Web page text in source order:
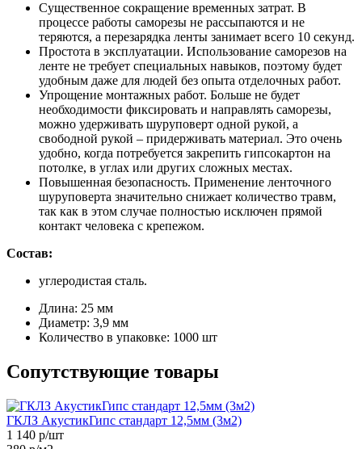
Существенное сокращение временных затрат. В
процессе работы саморезы не рассыпаются и не
теряются, а перезарядка ленты занимает всего 10 секунд.
Простота в эксплуатации. Использование саморезов на
ленте не требует специальных навыков, поэтому будет
удобным даже для людей без опыта отделочных работ.
Упрощение монтажных работ. Больше не будет
необходимости фиксировать и направлять саморезы,
можно удерживать шуруповерт одной рукой, а
свободной рукой – придерживать материал. Это очень
удобно, когда потребуется закрепить гипсокартон на
потолке, в углах или других сложных местах.
Повышенная безопасность. Применение ленточного
шуруповерта значительно снижает количество травм,
так как в этом случае полностью исключен прямой
контакт человека с крепежом.
Состав:
углеродистая сталь.
Длина: 25 мм
Диаметр: 3,9 мм
Количество в упаковке: 1000 шт
Сопутствующие товары
ГКЛЗ АкустикГипс стандарт 12,5мм (3м2)
1 140 р/шт